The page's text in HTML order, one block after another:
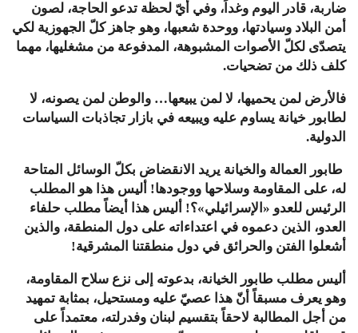
ضاربة، قادر اليوم وغداً، وفي أيّ لحظة تدعو الحاجة، لصون
أمن البلاد وسيادتها، ووحدة شعبها، وهو جاهز كلّ الجهوزية لكي
يتصدّى لكلّ الأصوات المشبوهة، المدفوعة من مشغليها، مهما
كلف ذلك من تضحيات.
فالأرض لمن يحميها، لا لمن يبيعها… والوطن لمن يصونه، لا
لطابور خيانة يساوم عليه ويبيعه في بازار تجاذبات السياسات
الدولية.
طابور العمالة والخيانة يريد الانقضاض بكلّ الوسائل المتاحة
له، على المقاومة وسلاحها ووجودها! أليس هذا هو المطلب
الرئيس للعدو « الإسرائيلي»؟! أليس هذا أيضاً مطلب حلفاء
العدو، الذين دعموه في اعتداءاته على دول المنطقة، والذين
أشعلوا
الفتن والحرائق في دول منطقتنا المشرقية!
أليس مطلب طابور الخيانة، بدعوته إلى نزع سلاح المقاومة،
وهو يعرف مسبقاً أنّ هذا عصيّ عليه ومستحيل، بمثابة تمهيد
من أجل المطالبة لاحقاً بتقسيم لبنان وفدرلته، معتمداً على